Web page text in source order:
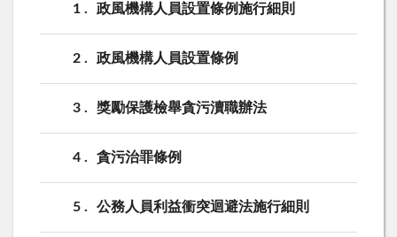
1 政風機構人員設置條例施行細則
2 政風機構人員設置條例
3 獎勵保護檢舉貪污瀆職辦法
4 貪污治罪條例
5 公務人員利益衝突迴避法施行細則